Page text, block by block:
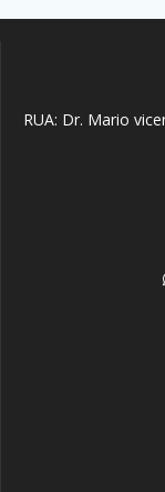
RUA: Dr. Mario